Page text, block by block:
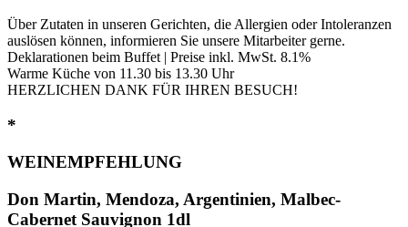
Über Zutaten in unseren Gerichten, die Allergien oder Intoleranzen
auslösen können, informieren Sie unsere Mitarbeiter gerne.
Deklarationen beim Buffet | Preise inkl. MwSt. 8.1%
Warme Küche von 11.30 bis 13.30 Uhr
HERZLICHEN DANK FÜR IHREN BESUCH!
*
WEINEMPFEHLUNG
Don Martin, Mendoza, Argentinien, Malbec-
Cabernet Sauvignon 1dl